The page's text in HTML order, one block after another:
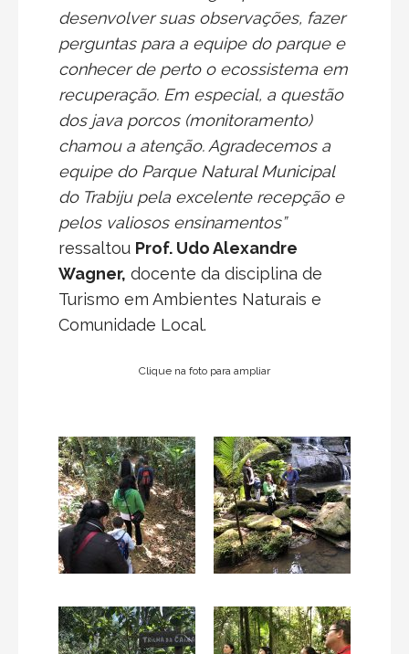
desenvolver suas observações, fazer
perguntas para a equipe do parque e
conhecer de perto o ecossistema em
recuperação. Em especial, a questão
dos java porcos (monitoramento)
chamou a atenção. Agradecemos a
equipe do Parque Natural Municipal
do Trabiju pela excelente recepção e
pelos valiosos ensinamentos”
ressaltou Prof. Udo Alexandre
Wagner, docente da disciplina de
Turismo em Ambientes Naturais e
Comunidade Local.
Clique na foto para ampliar